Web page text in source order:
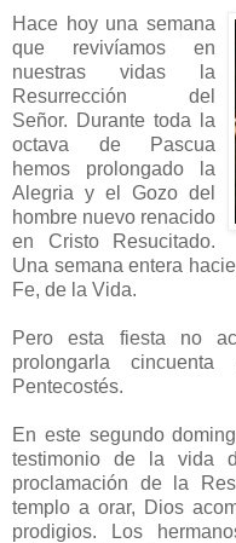
Hace hoy una semana
que revivíamos en
nuestras vidas la
Resurrección del
Señor. Durante toda la
octava de Pascua
hemos prolongado la
Alegria y el Gozo del
hombre nuevo renacido
en Cristo Resucitado.
Una semana entera
Fe, de la Vida.
Pero esta fiesta no
prolongarla
Pentecostés.
En este segundo
testimonio de la vida
proclamación de la
templo a orar, Dios
prodigios. Los